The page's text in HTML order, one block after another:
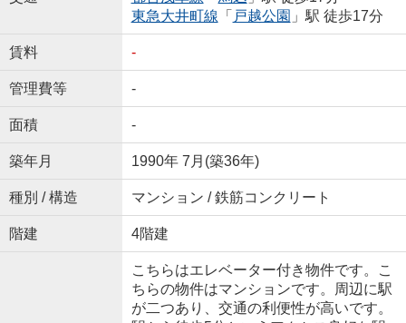
東急大井町線 「 戸越公園 」駅 徒歩17分
賃料 -
管理費等 -
面積 -
築年月 1990年 7月(築36年)
種別 / 構造 マンション / 鉄筋コンクリート
階建 4階建
こちらはエレベーター付き物件です。こ
ちらの物件はマンションです。周辺に駅
が二つあり、交通の利便性が高いです。